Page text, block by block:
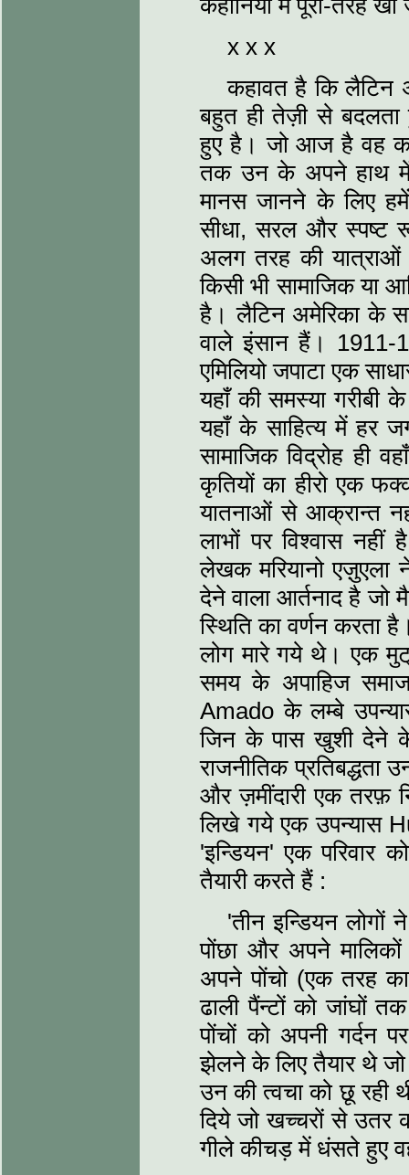
कहानियों में पूरी-तरह खो
x x x
कहावत है कि लैटिन
बहुत ही तेज़ी से बदलता
हुए है। जो आज है वह
तक उन के अपने हाथ में
मानस जानने के लिए हमें
सीधा, सरल और स्पष्ट
अलग तरह की यात्राओं
किसी भी सामाजिक या
है। लैटिन अमेरिका के
वाले इंसान हैं। 1911-
एमिलियो जपाटा एक
यहाँ की समस्या गरीबी
यहाँ के साहित्य में हर
सामाजिक विद्रोह ही
कृतियों का हीरो एक
यातनाओं से आक्रान्त
लाभों पर विश्वास
लेखक मरियानो एज़ुएला
देने वाला आर्तनाद है जो
स्थिति का वर्णन करता
लोग मारे गये थे। एक
समय के अपाहिज
Amado के लम्बे
जिन के पास खुशी देने के
राजनीतिक प्रतिबद्धता
और ज़मींदारी एक तरफ़
लिखे गये एक उपन्यास
'इन्डियन' एक परिवार
तैयारी करते हैं :
'तीन इन्डियन
पोंछा और अपने
अपने पोंचो (एक तरह
ढाली पैंन्टों को जांघों
पोंचों को अपनी गर्दन
झेलने के लिए तैयार थे
उन की त्वचा को छू रही
दिये जो खच्चरों से
गीले कीचड़ में धंसते हुए